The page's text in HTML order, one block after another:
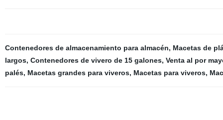
Contenedores de almacenamiento para almacén, Macetas de
largos, Contenedores de vivero de 15 galones, Venta al por
palés, Macetas grandes para viveros, Macetas para viveros,